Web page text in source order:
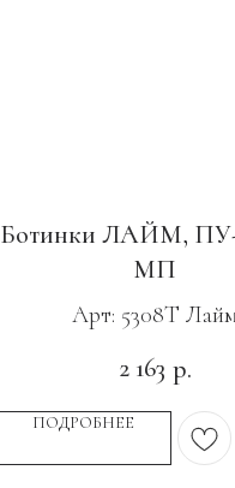
Ботинки ЛАЙМ,
МП
Арт: 5308Т
2 163 р.
ПОДРОБНЕЕ